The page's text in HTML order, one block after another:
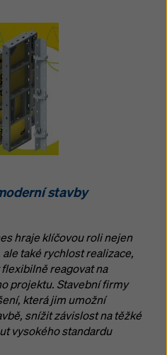
stavby
hraje klíčovou roli nejen
také rychlost realizace,
reagovat na
projektu. Stavební firmy
která jim umožní
snížit závislost na těžké
vysokého standardu